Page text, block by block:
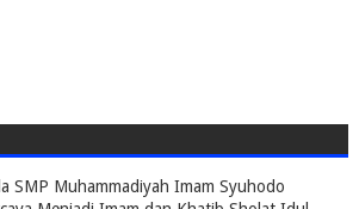
SMP Muhammadiyah Imam Syuhodo